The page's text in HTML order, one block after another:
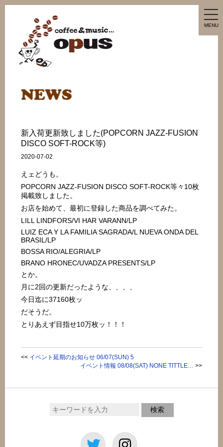
MENU
新入荷更新致しました(POPCORN JAZZ-FUSION
DISCO SOFT-ROCK等)
2020-07-02
えェどうも。
POPCORN JAZZ-FUSION DISCO SOFT-ROCK等々10枚
掲載致しました。
お店を始めて、最初に登録した商品を調べてみた。
LILL LINDFORS/VI HAR VARANN/LP
LUIZ ECA Y LA FAMILIA SAGRADA/L NUEVA ONDA DEL
BRASIL/LP
BOSSA RIO/ALEGRIA/LP
BRANO HRONEC/UVADZA PRESENTS/LP
とか。
月に2回の更新だったような、、、、
今日迄に37160枚ッ
だそうだ。
とりあえず目指せ10万枚ッ！！！
<< イベント延期のお知らせ 06/07(SUN) 5
イベント情報 08/08(SAT) NONE TITTLE… >>